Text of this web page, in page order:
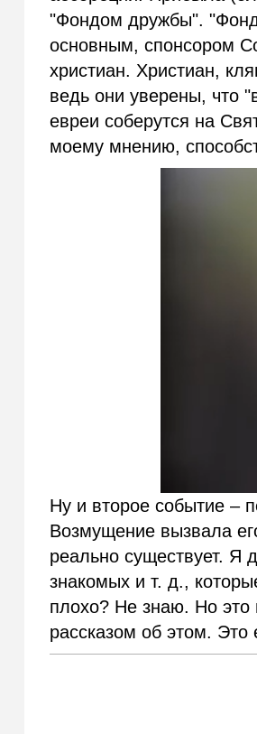
"Фондом дружбы".
основным, спонсором
христиан. Христиан,
ведь они уверены, что
евреи соберутся на
моему мнению,
Ну и второе событие –
Возмущение вызвала
реально существует. Я
знакомых и т. д.,
плохо? Не знаю. Но это
рассказом об этом. Это